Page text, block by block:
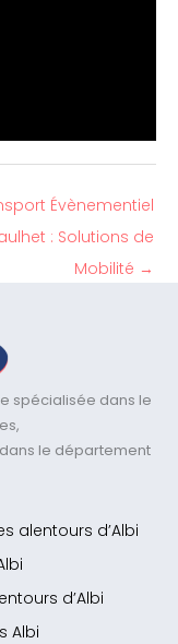
Évènementiel
: Solutions de
Mobilité →
spécialisée dans le
le département
alentours d’Albi
d’Albi
Albi